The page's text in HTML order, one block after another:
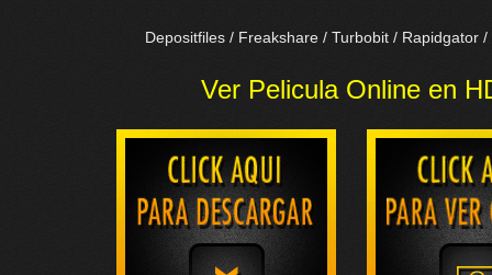
Depositfiles / Freakshare / Turbobit / Rapidgator /
Ver Pelicula Online en